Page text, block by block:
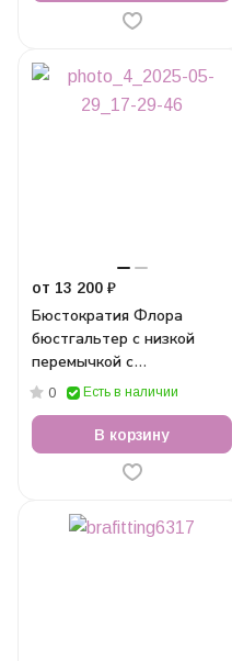
от 13 200 ₽
Бюстократия Флора
бюстгальтер с низкой
перемычкой с
драпировкой миндальный
0 Есть в наличии
В корзину